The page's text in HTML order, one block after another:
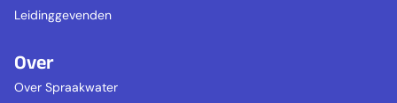
Leidinggevenden
Over
Over Spraakwater